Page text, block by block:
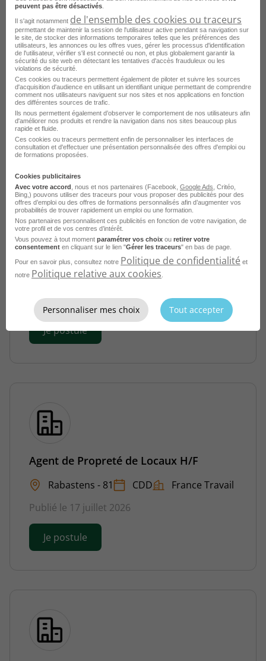
Directeur Alae H/F
Rabastens - 81 CDD
France Travail
Publié le 21 juillet 2026
Je postule
Chauffeur Bus - Car - Parcours
Professionnalisant H/F
Rabastens - 81
CDI
AFTRAL Alternance
Publié le 21 juillet 2026
Je postule
Agent de Propreté de Locaux H/F
Rabastens - 81 CDD
France Travail
Publié le 17 juillet 2026
Je postule
peuvent pas être désactivés
Il s'agit notamment de l'ensemble des cookies ou traceurs
permettant de maintenir la session de l'utilisateur active pendant sa navigation sur
le site, de stocker des informations temporaires telles que les préférences des
utilisateurs, les annonces ou les offres vues, gérer les processus d'identification
de l'utilisateur, vérifier s'il est connecté ou non, et plus globalement garantir la
sécurité du site web en détectant les tentatives d'accès frauduleux ou les
violations de sécurité.
Ces cookies ou traceurs permettent également de piloter et suivre les sources
d'acquisition d'audience en utilisant un identifiant unique permettant de comprendre
comment nos utilisateurs naviguent sur nos sites et nos applications en fonction
des différentes sources de trafic.
Ils nous permettent également d’observer le comportement de nos utilisateurs afin
d'améliorer nos produits et rendre la navigation dans nos sites beaucoup plus
rapide et fluide.
Ces cookies ou traceurs permettent enfin de personnaliser les interfaces de
consultation et d'effectuer une présentation personnalisée des offres d'emploi ou
de formations proposées.
Cookies publicitaires
Avec votre accord , nous et nos partenaires (Facebook, Google Ads , Critéo,
Bing,) pouvons utiliser des traceurs pour vous proposer des publicités pour des
offres d’emploi ou des offres de formations personnalisés afin d’augmenter vos
probabilités de trouver rapidement un emploi ou une formation.
Nos partenaires personnalisent ces publicités en fonction de votre navigation, de
votre profil et de vos centres d’intérêt.
Vous pouvez à tout moment paramétrer vos choix ou retirer votre
consentement en cliquant sur le lien "Gérer les traceurs" en bas de page.
Pour en savoir plus, consultez notre Politique de confidentialité et
notre Politique relative aux cookies
Personnaliser mes choix Tout accepter